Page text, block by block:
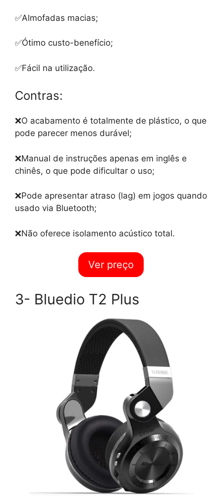
✅Almofadas macias;
✅Ótimo custo-benefício;
✅Fácil na utilização.
Contras:
❌O acabamento é totalmente de plástico, o que
pode parecer menos durável;
❌Manual de instruções apenas em inglês e
chinês, o que pode dificultar o uso;
❌Pode apresentar atraso (lag) em jogos quando
usado via Bluetooth;
❌Não oferece isolamento acústico total.
Ver preço
3- Bluedio T2 Plus